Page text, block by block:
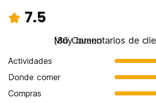
7.5
Muy bueno
(86 Comentarios de
Actividades
Donde comer
Compras